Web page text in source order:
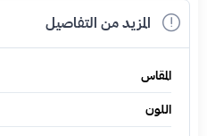
المزيد من التفاصيل
المقاس
اللون